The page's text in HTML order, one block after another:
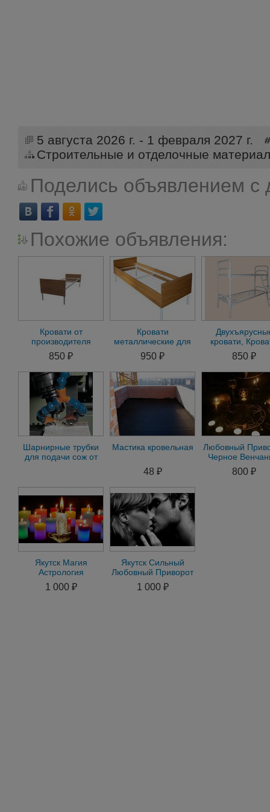
5 августа 2026 г. - 1 февраля 2027 г.
Строительные и отделочные
Поделись объявлением с
Похожие объявления:
Кровати от
производителя
кровати
металлические для
гостиницы
850 ₽
Кровати
металлические для
рабочих,кроувати от
производителя
950 ₽
кровати,
недорого
850 ₽
Шарнирные трубки
для подачи сож от
Трубки д
Мастика кровельная
48 ₽
Любовный
Черное
Магия Вуду
Кладбище
800 ₽
Якутск Магия
Астрология
Семейный Приворот
на Любимого
1 000 ₽
Якутск Сильный
Любовный Приворот
на Мужчину на
Женщину Гадание
1 000 ₽